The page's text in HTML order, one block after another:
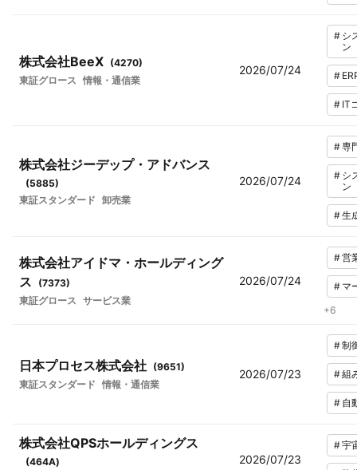
株式会社BeeX (4270)
東証グロース 情報・通信業
2026/07/24
# シ
ン
#
# IT
株式会社ジーデップ・アドバンス
(5885)
東証スタンダード 卸売業
2026/07/24
#専
# シ
ン
#生
株式会社アイドマ・ホールディング
ス
(7373)
東証グロース サービス業
2026/07/24
#営
# マ
+6
日本プロセス株式会社 (9651)
東証スタンダード 情報・通信業
2026/07/23
#制
#組
# 自
株式会社QPSホールディングス
(464A)
2026/07/23
#宇